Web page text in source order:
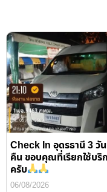
Check In อุดรธานี 3 วั
คืน ขอบคุณที่เรียกใช้บริ
ครับ
06/08/2026